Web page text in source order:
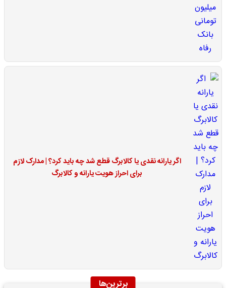
اگر یارانه نقدی یا کالابرگ قطع شد چه باید کرد؟ | مدارک لازم
برای احراز هویت یارانه و کالابرگ
برترین‌ها